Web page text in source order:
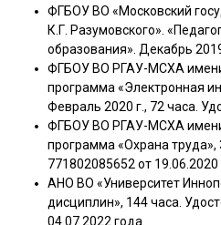
ФГБОУ ВО «Московский
К.Г. Разумовского».
образования». Декабрь
ФГБОУ ВО РГАУ-МСХА
программа «Электронная
Февраль 2020 г., 72 часа.
ФГБОУ ВО РГАУ-МСХА
программа «Охрана
771802085652 от
АНО ВО «Университет
дисциплин», 144 часа.
04.07.2022 года.